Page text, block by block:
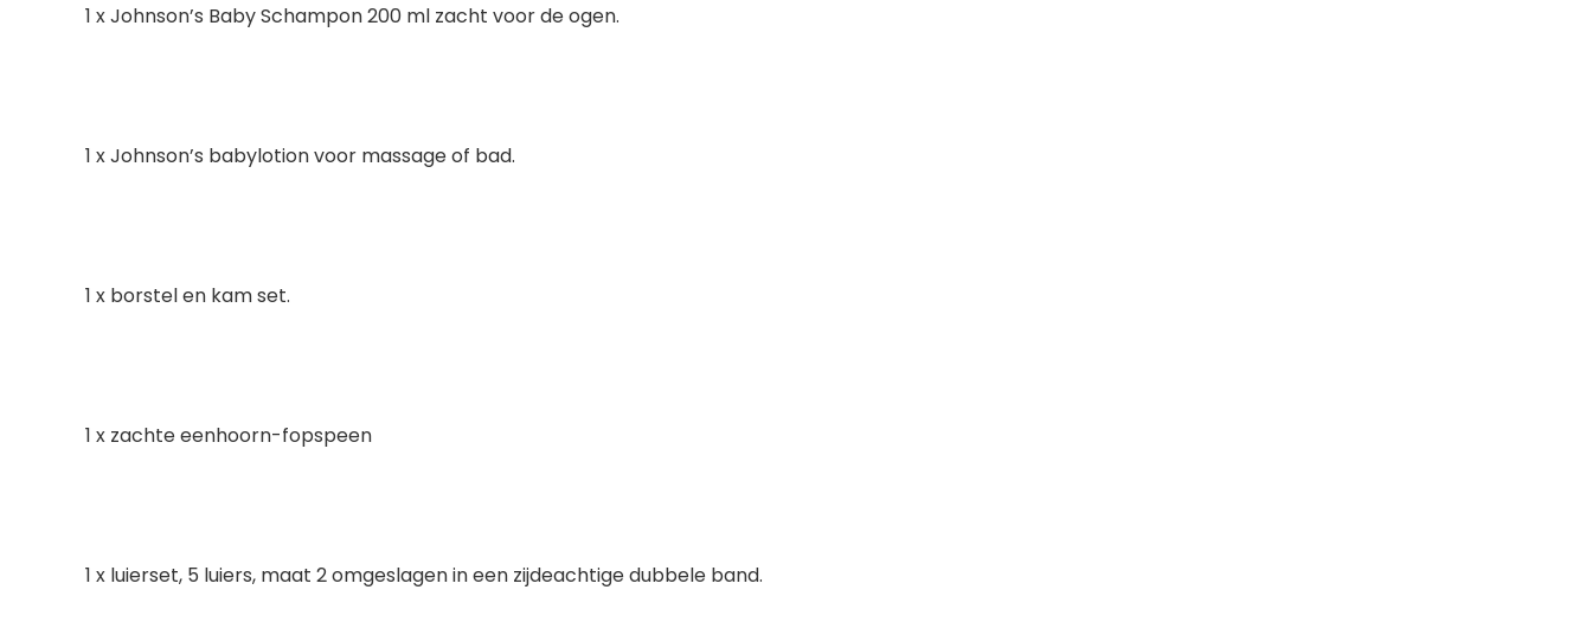
1 x Johnson’s Baby Schampon 200 ml zacht voor de ogen.
1 x Johnson’s babylotion voor massage of bad.
1 x borstel en kam set.
1 x zachte eenhoorn-fopspeen
1 x luierset, 5 luiers, maat 2 omgeslagen in een zijdeachtige dubbele band.